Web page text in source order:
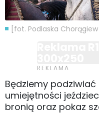
[fot. Podlaska
Będziemy
umiejętności
bronią oraz pokaz